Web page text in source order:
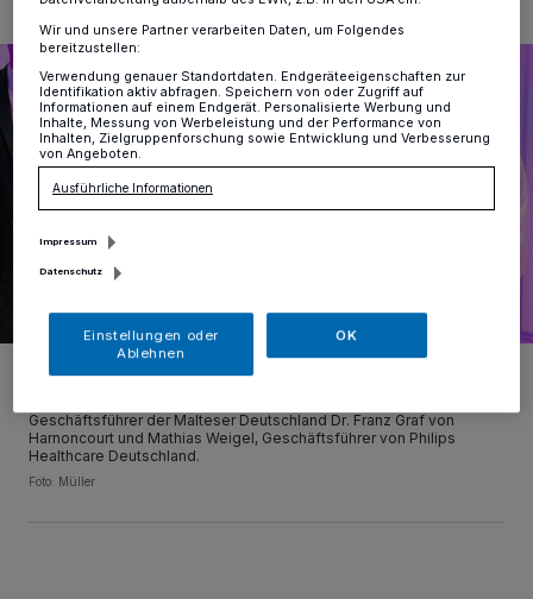
Geschäftsführer der Malteser Deutschland Dr. Franz Graf von
Harnoncourt und Mathias Weigel, Geschäftsführer von Philips
Healthcare Deutschland.
Foto: Müller
Wir und unsere Partner verarbeiten Daten, um Folgendes
bereitzustellen:
Verwendung genauer Standortdaten. Endgeräteeigenschaften zur
Identifikation aktiv abfragen. Speichern von oder Zugriff auf
Informationen auf einem Endgerät. Personalisierte Werbung und
Inhalte, Messung von Werbeleistung und der Performance von
Inhalten, Zielgruppenforschung sowie Entwicklung und Verbesserung
von Angeboten.
Ausführliche Informationen
Impressum
Datenschutz
Einstellungen oder
Ablehnen
OK